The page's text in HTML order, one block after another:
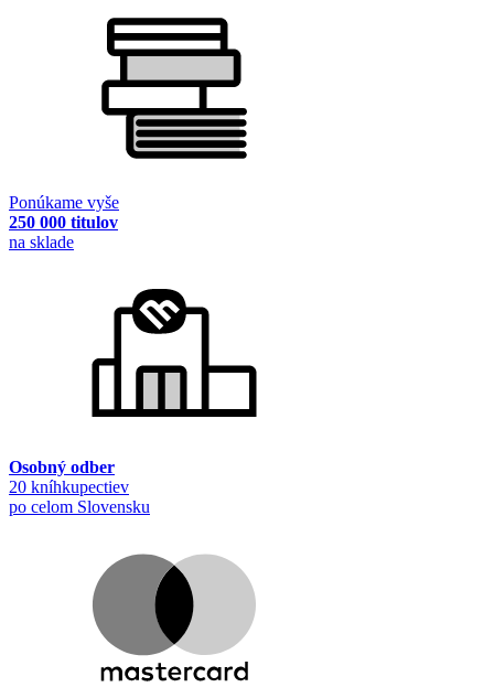
Ponúkame vyše
250 000 titulov
na sklade
Osobný odber
20 kníhkupectiev
po celom Slovensku